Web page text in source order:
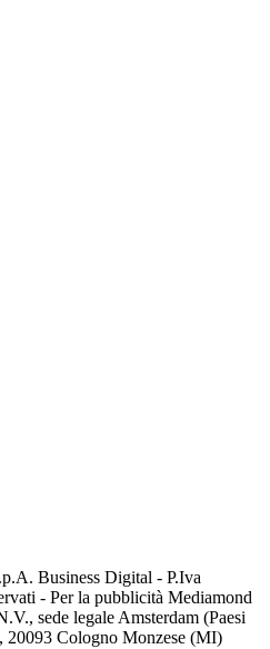
Business Digital - P.Iva
- Per la pubblicità Mediamond
sede legale Amsterdam (Paesi
Cologno Monzese (MI)